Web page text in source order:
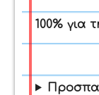
100% για